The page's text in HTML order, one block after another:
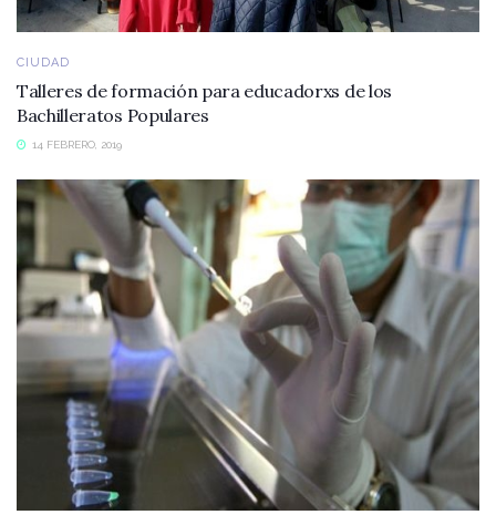
CIUDAD
Talleres de formación para educadorxs de los
Bachilleratos Populares
14 FEBRERO, 2019